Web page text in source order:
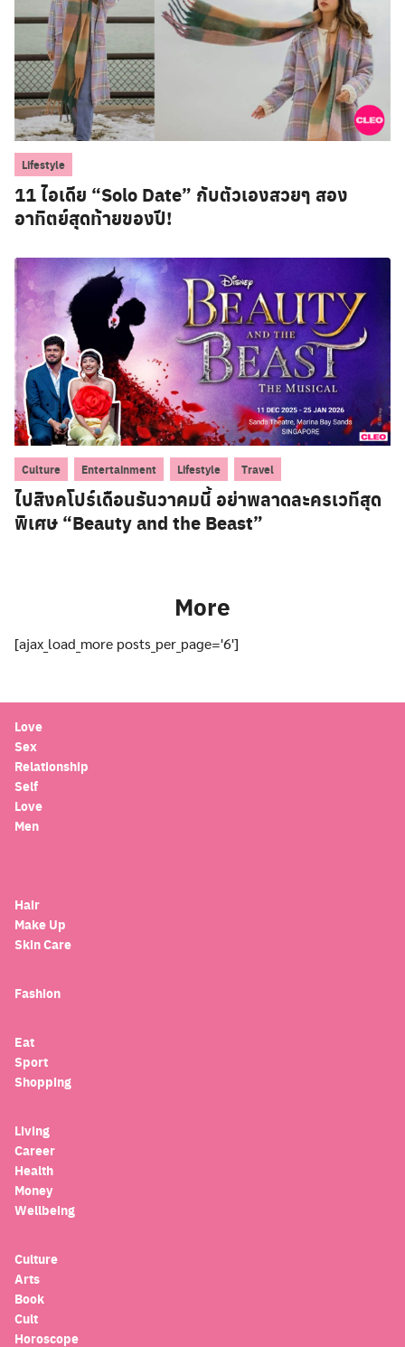
Lifestyle
11 ไอเดีย “Solo Date” กับตัวเองสวยๆ สอง
อาทิตย์สุดท้ายของปี!
Culture Entertainment Lifestyle Travel
ไปสิงคโปร์เดือนธันวาคมนี้ อย่าพลาดละครเวทีสุด
พิเศษ “Beauty and the Beast”
More
[ajax_load_more posts_per_page='6']
Love
Sex
Relationship
Self
Love
Men
Hair
Make Up
Skin Care
Fashion
Eat
Sport
Shopping
Living
Career
Health
Money
Wellbeing
Culture
Arts
Book
Cult
Horoscope